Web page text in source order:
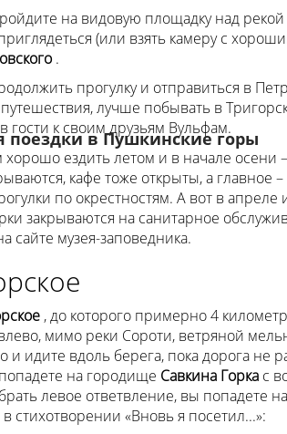
на видовую площадку над
(или взять камеру с
.
прогулку и отправиться в
лучше побывать в
к своим друзьям Вульфам.
в Пушкинские горы
ездить летом и в начале осени
кафе тоже открыты, а главное –
по окрестностям. А вот в апреле
закрываются на санитарное
сайте музея-заповедника.
, до которого примерно 4
мимо реки Сороти, ветряной
и идите вдоль берега, пока дорога не
на городище Савкина Горка с
левое ответвление, вы попадете на
стихотворении «Вновь я посетил...»: